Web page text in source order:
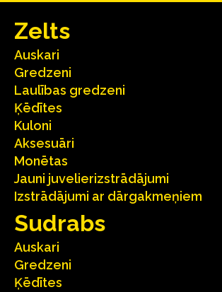
Zelts
Auskari
Gredzeni
Laulības gredzeni
Ķēdītes
Kuloni
Aksesuāri
Monētas
Jauni juvelierizstrādājumi
Izstrādājumi ar dārgakmeņiem
Sudrabs
Auskari
Gredzeni
Ķēdītes